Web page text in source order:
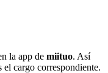
la app de miituo. Así
el cargo correspondiente.